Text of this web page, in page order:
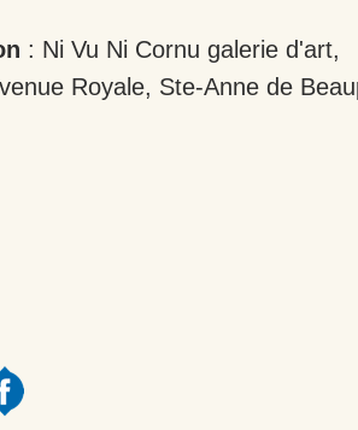
: Ni Vu Ni Cornu galerie d'art,
Royale, Ste-Anne de